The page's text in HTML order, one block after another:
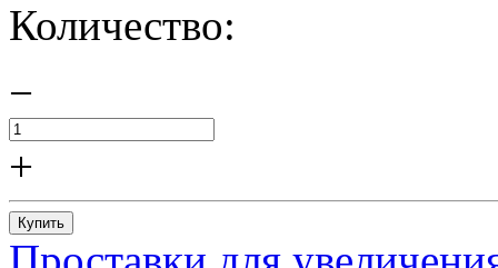
Количество:
−
+
Купить